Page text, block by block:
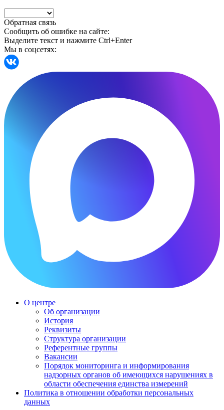
Обратная связь
Сообщить об ошибке на сайте:
Выделите текст и нажмите Ctrl+Enter
Мы в соцсетях:
О центре
Об организации
История
Реквизиты
Структура организации
Референтные группы
Вакансии
Порядок мониторинга и информирования
надзорных органов об имеющихся нарушениях в
области обеспечения единства измерений
Политика в отношении обработки персональных
данных